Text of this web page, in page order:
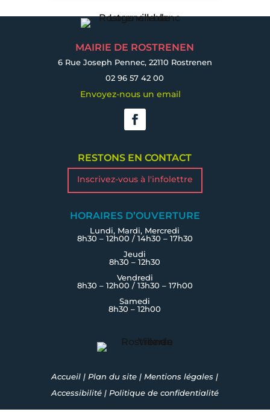
MAIRIE DE ROSTRENEN
6 Rue Joseph Pennec, 22110 Rostrenen
02 96 57 42 00
Envoyez-nous un email
RESTONS EN CONTACT
Inscrivez-vous à l'infolettre
HORAIRES D’OUVERTURE
Lundi, Mardi, Mercredi
8h30 – 12h00 / 14h30 – 17h30
Jeudi
8h30 – 12h30
Vendredi
8h30 – 12h00 / 13h30 – 17h00
Samedi
8h30 – 12h00
Accueil | Plan du site | Mentions légales |
Accessibilité| Politique de confidentialité